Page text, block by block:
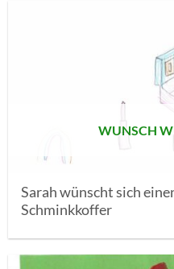
WUNSCH
Sarah wünscht sich
Schminkkoffer